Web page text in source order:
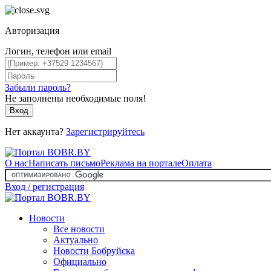
Авторизация
Логин, телефон или email
Забыли пароль?
Не заполнены необходимые поля!
Вход
Нет аккаунта? Зарегистрируйтесь
О насНаписать письмоРеклама на порталеОплата
Вход / регистрация
Новости
Все новости
Актуально
Новости Бобруйска
Официально